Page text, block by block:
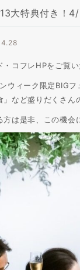
大特典付き！
コフレHPをご覧
ウィーク限定BIG
など盛りだくさん
方は是非、この機会